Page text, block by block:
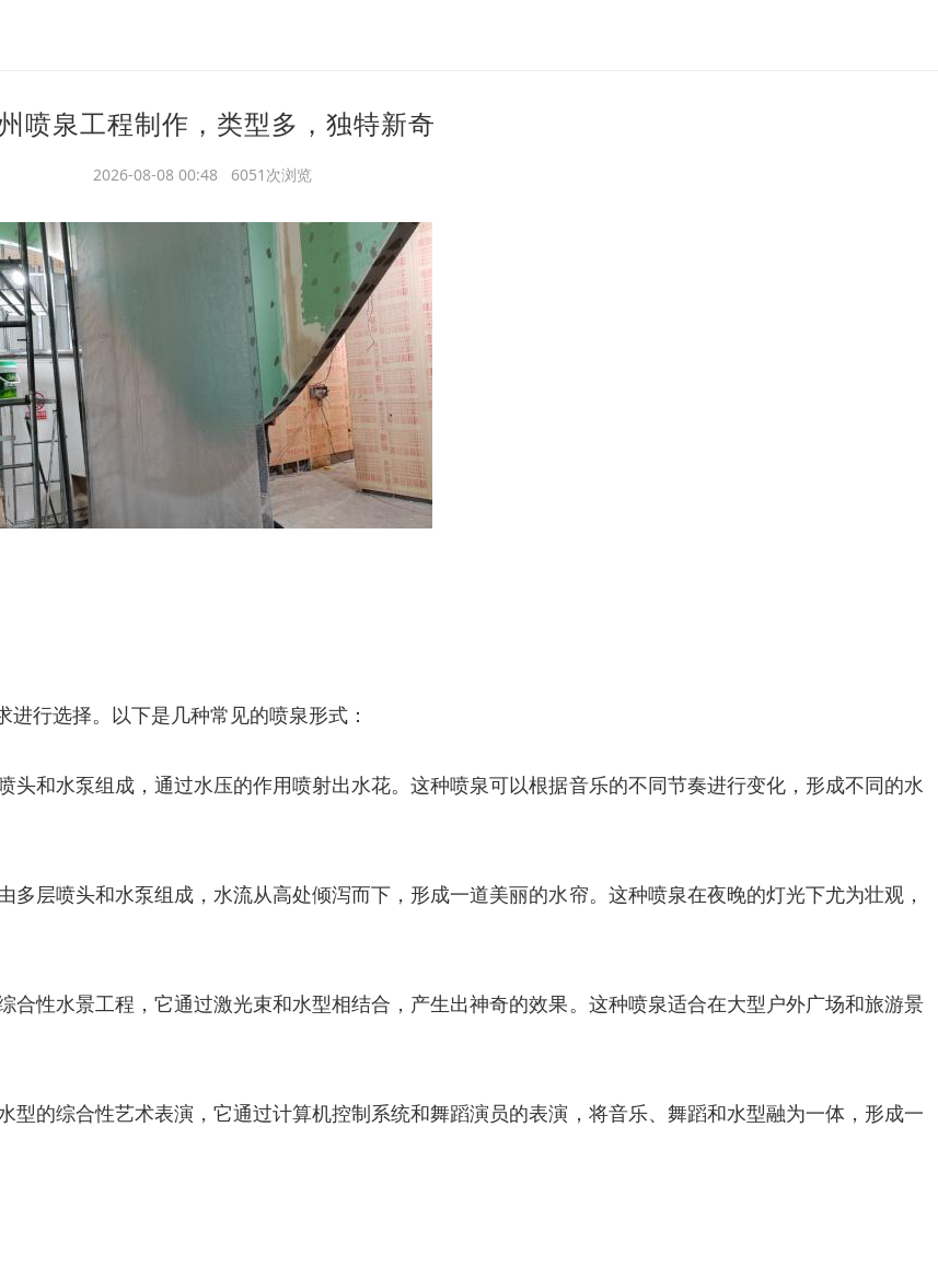
喷泉工程制作，类型多，独特新奇
2026-08-08 00:48 6051次浏览
行选择。以下是几种常见的喷泉形式：
和水泵组成，通过水压的作用喷射出水花。这种喷泉可以根据音乐的不同节奏进行变化，形成不同的水
层喷头和水泵组成，水流从高处倾泻而下，形成一道美丽的水帘。这种喷泉在夜晚的灯光下尤为壮观，
性水景工程，它通过激光束和水型相结合，产生出神奇的效果。这种喷泉适合在大型户外广场和旅游景
的综合性艺术表演，它通过计算机控制系统和舞蹈演员的表演，将音乐、舞蹈和水型融为一体，形成一